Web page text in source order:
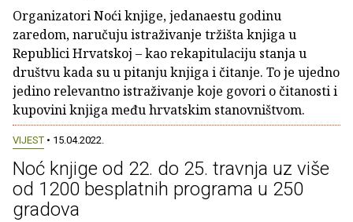
Organizatori Noći knjige, jedanaestu godinu
zaredom, naručuju istraživanje tržišta knjiga u
Republici Hrvatskoj – kao rekapitulaciju stanja u
društvu kada su u pitanju knjiga i čitanje. To je ujedno
jedino relevantno istraživanje koje govori o čitanosti i
kupovini knjiga među hrvatskim stanovništvom.
VIJEST • 15.04.2022.
Noć knjige od 22. do 25. travnja uz više
od 1200 besplatnih programa u 250
gradova